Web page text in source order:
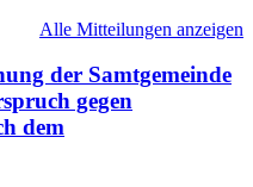
Alle Mitteilungen anzeigen
der Samtgemeinde
gegen
dem